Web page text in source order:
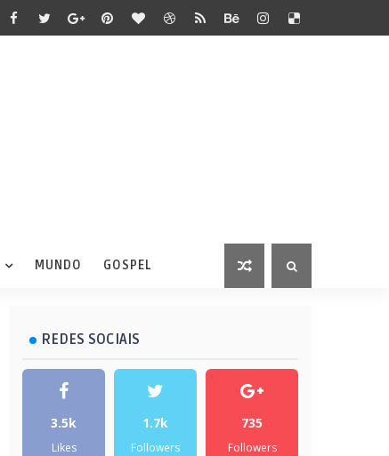
MUNDO GOSPEL
REDES SOCIAIS
3.5k
Likes
1.7k
Followers
735
Followers